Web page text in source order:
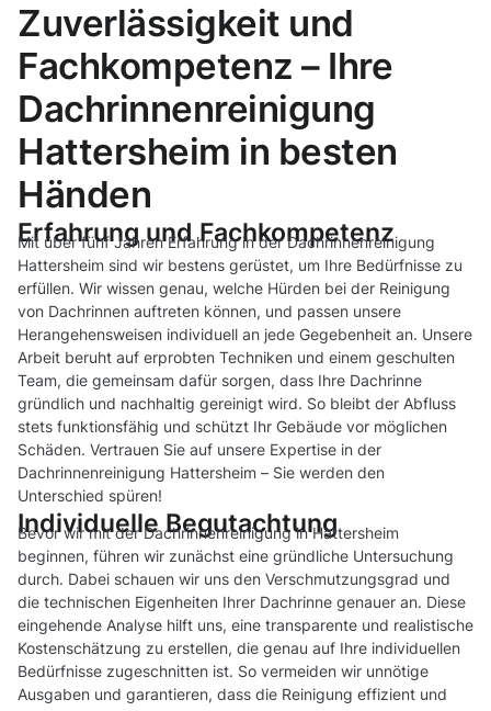
Zuverlässigkeit und
Fachkompetenz – Ihre
Dachrinnenreinigung
Hattersheim in besten
Händen
Erfahrung und Fachkompetenz
Mit über fünf Jahren Erfahrung in der Dachrinnenreinigung
Hattersheim sind wir bestens gerüstet, um Ihre Bedürfnisse zu
erfüllen. Wir wissen genau, welche Hürden bei der Reinigung
von Dachrinnen auftreten können, und passen unsere
Herangehensweisen individuell an jede Gegebenheit an. Unsere
Arbeit beruht auf erprobten Techniken und einem geschulten
Team, die gemeinsam dafür sorgen, dass Ihre Dachrinne
gründlich und nachhaltig gereinigt wird. So bleibt der Abfluss
stets funktionsfähig und schützt Ihr Gebäude vor möglichen
Schäden. Vertrauen Sie auf unsere Expertise in der
Dachrinnenreinigung Hattersheim – Sie werden den
Unterschied spüren!
Individuelle Begutachtung
Bevor wir mit der Dachrinnenreinigung in Hattersheim
beginnen, führen wir zunächst eine gründliche Untersuchung
durch. Dabei schauen wir uns den Verschmutzungsgrad und
die technischen Eigenheiten Ihrer Dachrinne genauer an. Diese
eingehende Analyse hilft uns, eine transparente und realistische
Kostenschätzung zu erstellen, die genau auf Ihre individuellen
Bedürfnisse zugeschnitten ist. So vermeiden wir unnötige
Ausgaben und garantieren, dass die Reinigung effizient und